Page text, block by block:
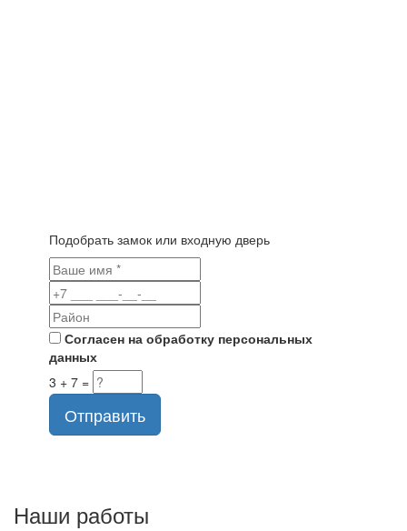
Подобрать замок или входную дверь
Согласен на обработку персональных
данных
3 + 7 =
Отправить
Наши работы